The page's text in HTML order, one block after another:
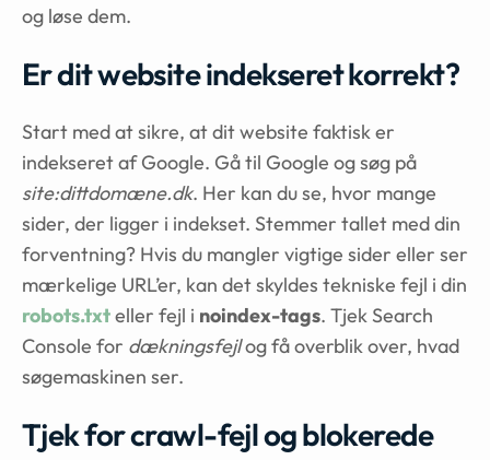
og løse dem.
Er dit website indekseret korrekt?
Start med at sikre, at dit website faktisk er
indekseret af Google. Gå til Google og søg på
site:dittdomæne.dk. Her kan du se, hvor mange
sider, der ligger i indekset. Stemmer tallet med din
forventning? Hvis du mangler vigtige sider eller ser
mærkelige URL’er, kan det skyldes tekniske fejl i din
robots.txteller fejl i noindex-tags. Tjek Search
Console for dækningsfejlog få overblik over, hvad
søgemaskinen ser.
Tjek for crawl-fejl og blokerede